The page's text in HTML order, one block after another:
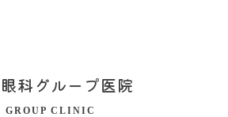
科グループ医院
GROUP CLINIC